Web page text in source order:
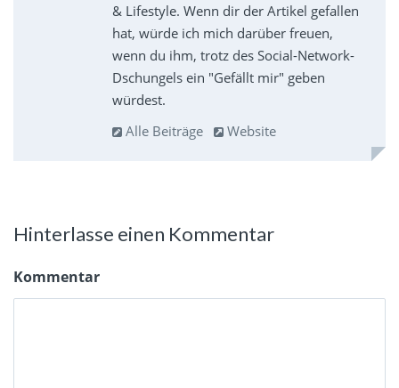
& Lifestyle. Wenn dir der Artikel gefallen
hat, würde ich mich darüber freuen,
wenn du ihm, trotz des Social-Network-
Dschungels ein "Gefällt mir" geben
würdest.
Alle Beiträge
Website
Hinterlasse einen Kommentar
Kommentar